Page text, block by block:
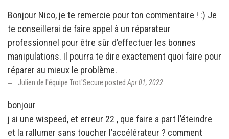
Bonjour Nico, je te remercie pour ton commentaire ! :) Je
te conseillerai de faire appel à un réparateur
professionnel pour être sûr d’effectuer les bonnes
manipulations. Il pourra te dire exactement quoi faire pour
réparer au mieux le problème.
Julien de l'équipe Trot'Secure posted Apr 01, 2022
bonjour
j ai une wispeed, et erreur 22 , que faire a part l’éteindre
et la rallumer sans toucher l’accélérateur ? comment